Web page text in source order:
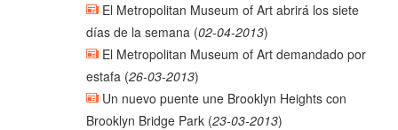
El Metropolitan Museum of Art abrirá los siete
días de la semana(02-04-2013)
El Metropolitan Museum of Art demandado por
estafa(26-03-2013)
Un nuevo puente une Brooklyn Heights con
Brooklyn Bridge Park(23-03-2013)